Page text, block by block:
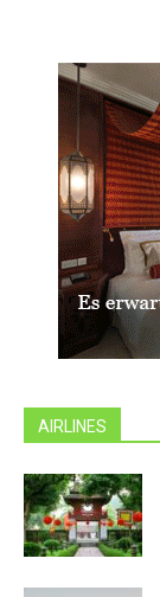
AIRLINES